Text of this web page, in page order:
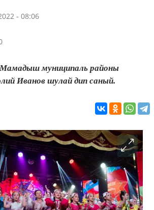
- 08:06
муниципаль районы
Иванов шулай дип саный.